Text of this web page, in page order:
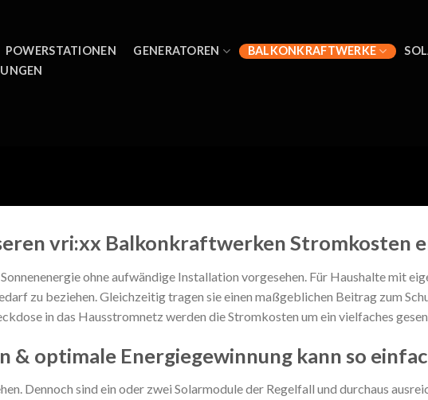
POWERSTATIONEN GENERATOREN BALKONKRAFTWERKE
vri:xx Balkonkraftwerken Stromkosten
ohne aufwändige Installation vorgesehen. Für Haushalte mit
zu beziehen. Gleichzeitig tragen sie einen maßgeblichen Beitrag zum
in das Hausstromnetz werden die Stromkosten um ein vielfaches
optimale Energiegewinnung kann so
Dennoch sind ein oder zwei Solarmodule der Regelfall und durchaus